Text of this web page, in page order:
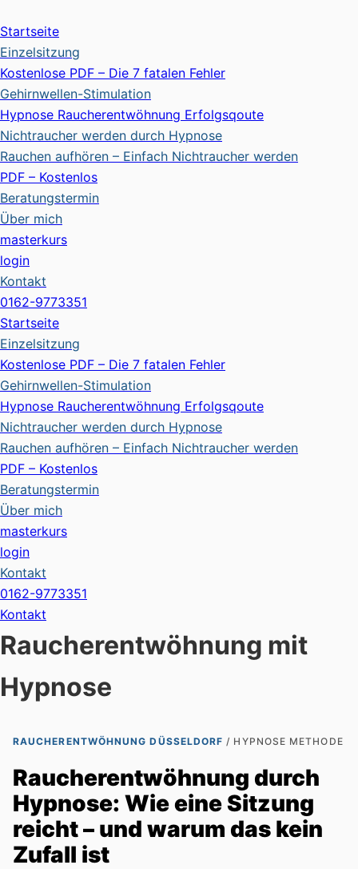
Inhalt
springen
Startseite
Einzelsitzung
Kostenlose PDF – Die 7 fatalen Fehler
Gehirnwellen-Stimulation
Hypnose Raucherentwöhnung Erfolgsqoute
Nichtraucher werden durch Hypnose
Rauchen aufhören – Einfach Nichtraucher werden
PDF – Kostenlos
Beratungstermin
Über mich
masterkurs
login
Kontakt
0162-9773351
Startseite
Einzelsitzung
Kostenlose PDF – Die 7 fatalen Fehler
Gehirnwellen-Stimulation
Hypnose Raucherentwöhnung Erfolgsqoute
Nichtraucher werden durch Hypnose
Rauchen aufhören – Einfach Nichtraucher werden
PDF – Kostenlos
Beratungstermin
Über mich
masterkurs
login
Kontakt
0162-9773351
Kontakt
Raucherentwöhnung mit
Hypnose
RAUCHERENTWÖHNUNG DÜSSELDORF/ HYPNOSE METHODE
Raucherentwöhnung durch
Hypnose: Wie eine Sitzung
reicht – und warum das kein
Zufall ist